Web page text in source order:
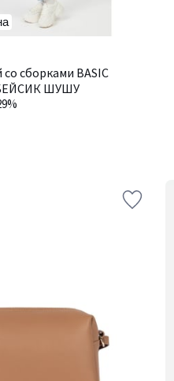
со сборками BASIC
БЕЙСИК ШУШУ